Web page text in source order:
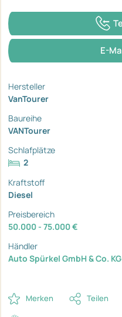
E-
Hersteller
VanTourer
Baureihe
VANTourer
Schlafplätze
2
Kraftstoff
Diesel
Preisbereich
50.000 - 75.000 €
Händler
Auto Spürkel GmbH & Co. KG
Merken Teilen